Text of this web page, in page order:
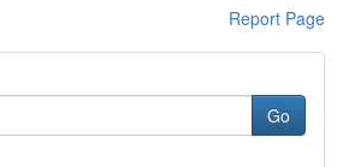
Report Page
Go